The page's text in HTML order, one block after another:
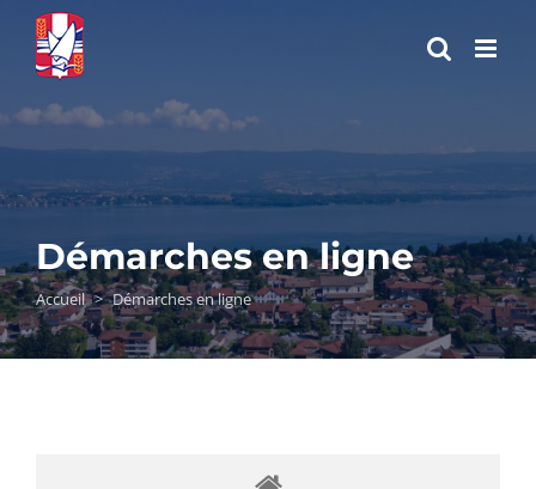
Passer
contenu
Démarches en ligne
Accueil > Démarches en ligne